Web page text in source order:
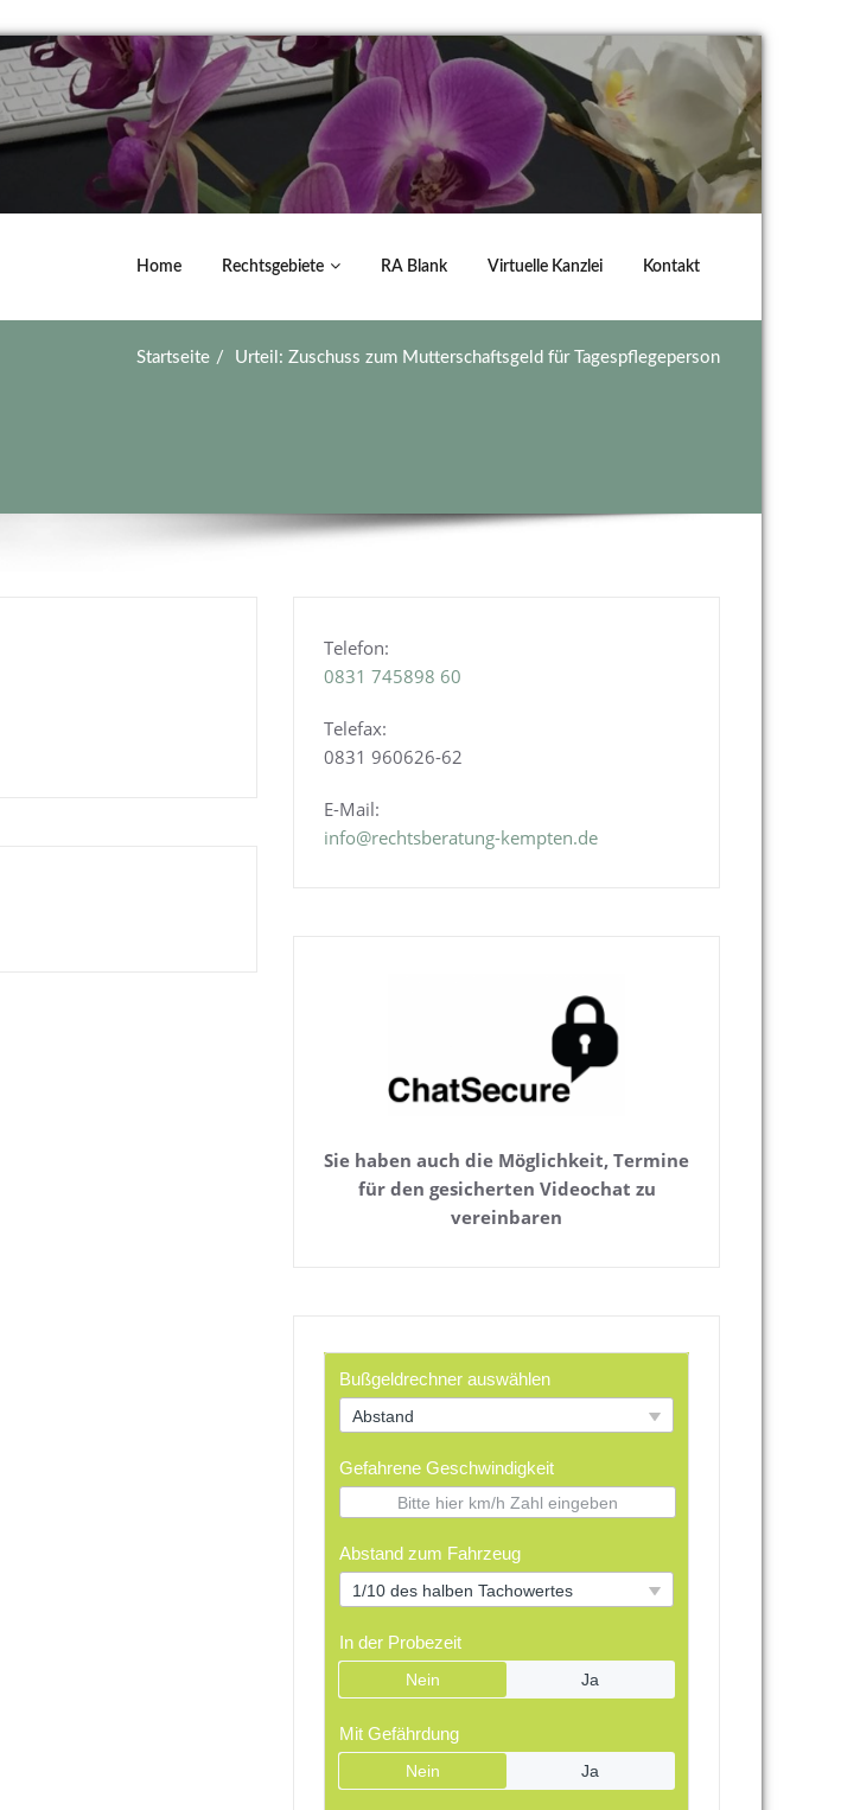
Home Rechtsgebiete RA Blank Virtuelle Kanzlei Kontakt
Startseite Urteil: Zuschuss zum Mutterschaftsgeld für Tagespflegeperson
Telefon:
0831 745898 60
Telefax:
0831 960626-62
E-Mail:
info@rechtsberatung-kempten.de
Sie haben auch die Möglichkeit, Termine
für den gesicherten Videochat zu
vereinbaren